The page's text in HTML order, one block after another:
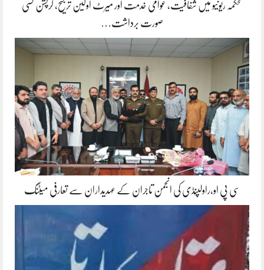
محکمہ ریونیو میں شفافیت، عوامی خدمت اور میرٹ اولین ترجیح، کرپشن کسی
صورت برداشت…
سی پی او،راولپنڈی کی انجمن تاجران کے عہدیداران سے تعارفی میٹنگ